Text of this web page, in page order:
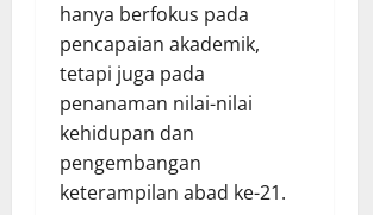
hanya berfokus pada
pencapaian akademik,
tetapi juga pada
penanaman nilai-nilai
kehidupan dan
pengembangan
keterampilan abad ke-21.